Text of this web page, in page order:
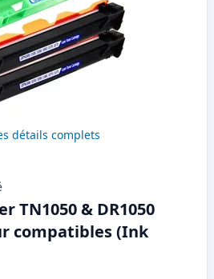
détails complets
TN1050 & DR1050
compatibles (Ink